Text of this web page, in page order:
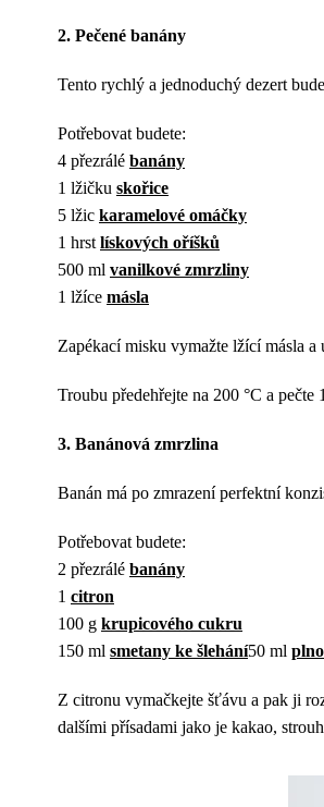
2. Pečené banány
Tento rychlý a jednoduchý dezert
Potřebovat budete:
4 přezrálé banány
1 lžičku skořice
5 lžic karamelové omáčky
1 hrst lískových oříšků
500 ml vanilkové zmrzliny
1 lžíce másla
Zapékací misku vymažte lžící másla
Troubu předehřejte na 200 °C a
3. Banánová zmrzlina
Banán má po zmrazení perfektní
Potřebovat budete:
2 přezrálé banány
1 citron
100 g krupicového cukru
150 ml smetany ke šlehání50 ml
Z citronu vymačkejte šťávu a pak ji
dalšími přísadami jako je kakao,